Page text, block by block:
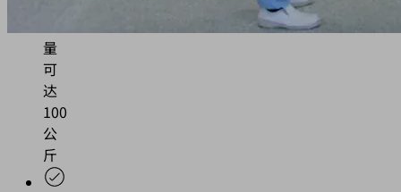
量
可
达
100
公
斤